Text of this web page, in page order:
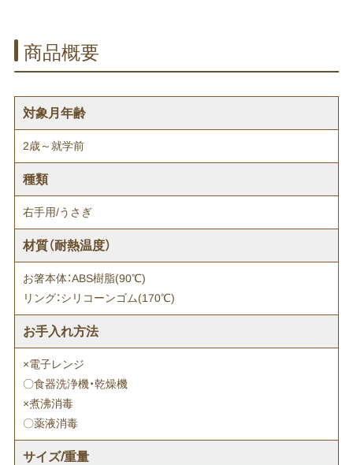
商品概要
対象月年齢
2歳～就学前
種類
右手用/うさぎ
材質（耐熱温度）
お箸本体：ABS樹脂(90℃)
リング：シリコーンゴム(170℃)
お手入れ方法
×電子レンジ
〇食器洗浄機・乾燥機
×煮沸消毒
〇薬液消毒
サイズ/重量